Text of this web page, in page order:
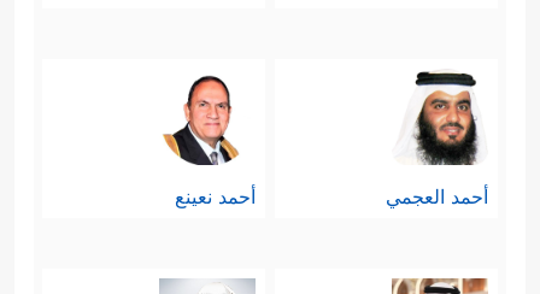
أحمد العجمي أحمد نعينع